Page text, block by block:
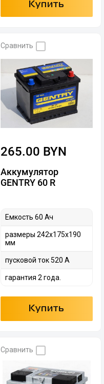
Купить
Сравнить
265.00 BYN
Аккумулятор
GENTRY 60 R
Емкость 60 Ач
размеры 242х175х190
мм
пусковой ток 520 А
гарантия 2 года.
Купить
Сравнить